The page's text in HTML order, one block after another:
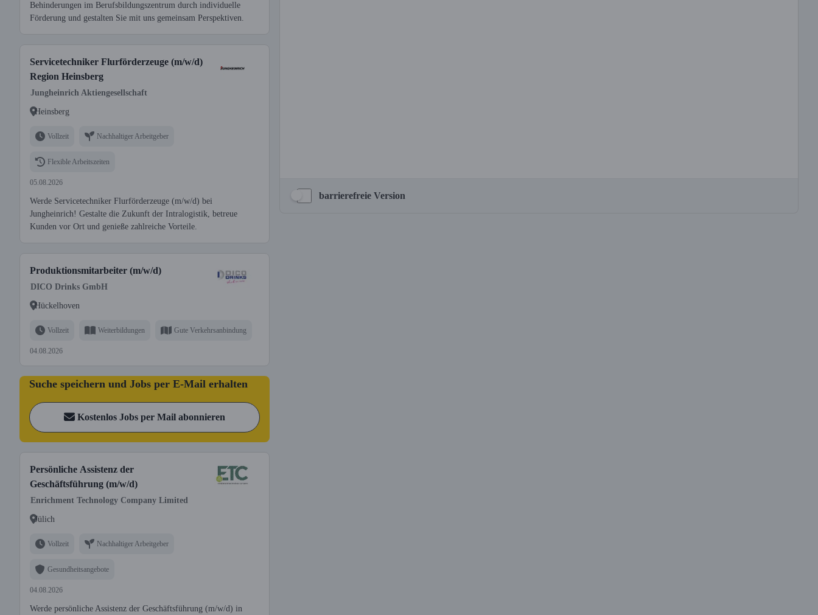
Behinderungen im Berufsbildungszentrum durch individuelle
Förderung und gestalten Sie mit uns gemeinsam Perspektiven.
Servicetechniker Flurförderzeuge (m/w/d)
Region Heinsberg
Jungheinrich Aktiengesellschaft
Heinsberg
Vollzeit Nachhaltiger Arbeitgeber
Flexible Arbeitszeiten
05.08.2026
Werde Servicetechniker Flurförderzeuge (m/w/d) bei
Jungheinrich! Gestalte die Zukunft der Intralogistik, betreue
Kunden vor Ort und genieße zahlreiche Vorteile.
Produktionsmitarbeiter (m/w/d)
DICO Drinks GmbH
Hückelhoven
Vollzeit Weiterbildungen Gute Verkehrsanbindung
04.08.2026
Suche speichern und Jobs per E-Mail erhalten
Kostenlos Jobs per Mail abonnieren
Persönliche Assistenz der
Geschäftsführung (m/w/d)
Enrichment Technology Company Limited
Jülich
Vollzeit Nachhaltiger Arbeitgeber
Gesundheitsangebote
04.08.2026
Werde persönliche Assistenz der Geschäftsführung (m/w/d) in
barrierefreie Version